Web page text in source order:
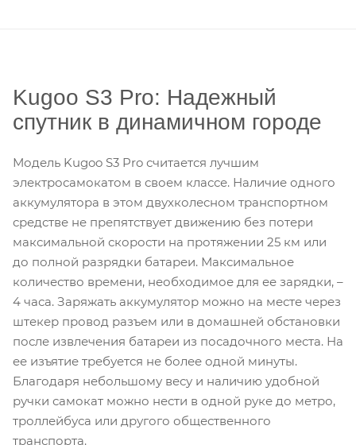
Kugoo S3 Pro: Надежный
спутник в динамичном городе
Модель Kugoo S3 Pro считается лучшим
электросамокатом в своем классе. Наличие одного
аккумулятора в этом двухколесном транспортном
средстве не препятствует движению без потери
максимальной скорости на протяжении 25 км или
до полной разрядки батареи. Максимальное
количество времени, необходимое для ее зарядки, –
4 часа. Заряжать аккумулятор можно на месте через
штекер провод разъем или в домашней обстановки
после извлечения батареи из посадочного места. На
ее изъятие требуется не более одной минуты.
Благодаря небольшому весу и наличию удобной
ручки самокат можно нести в одной руке до метро,
троллейбуса или другого общественного
транспорта.